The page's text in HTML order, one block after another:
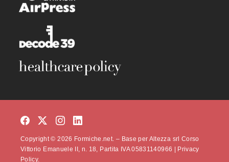
Copyright © 2026 Formiche.net. – Base per Altezza srl Corso
Vittorio Emanuele II, n. 18, Partita IVA 05831140966 | Privacy
Policy.